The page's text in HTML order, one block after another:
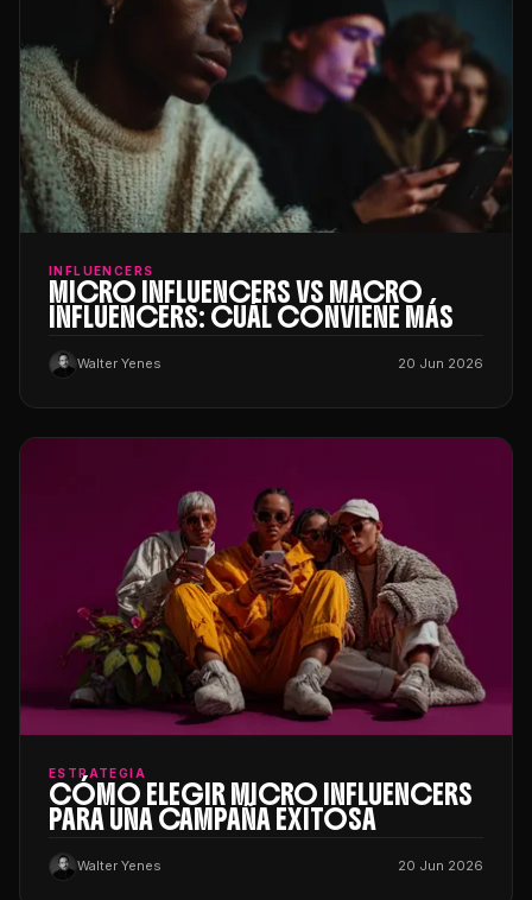
INFLUENCERS
MICRO INFLUENCERS VS MACRO
INFLUENCERS: CUÁL CONVIENE MÁS
Walter Yenes 20 Jun 2026
ESTRATEGIA
CÓMO ELEGIR MICRO INFLUENCERS
PARA UNA CAMPAÑA EXITOSA
Walter Yenes 20 Jun 2026